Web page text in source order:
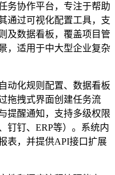
务协作平台，专注于帮助
通过可视化配置工具，支
及数据看板，覆盖项目管
，适用于中大型企业复杂
动化规则配置、数据看板
拖拽式界面创建任务流
提醒通知，支持多级权限
钉钉、ERP等）。系统内
表，并提供API接口扩展